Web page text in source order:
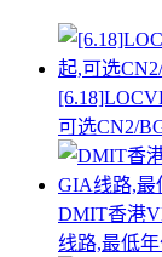
可选CN2/
DMIT香港
线路,最低